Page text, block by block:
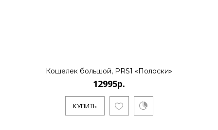
Кошелек большой, PRS1 «Полоски»
12995р.
КУПИТЬ